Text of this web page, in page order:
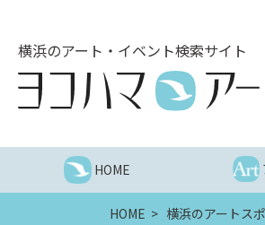
横浜のアート・イベント検索サイト
HOME
HOME 横浜のアートス